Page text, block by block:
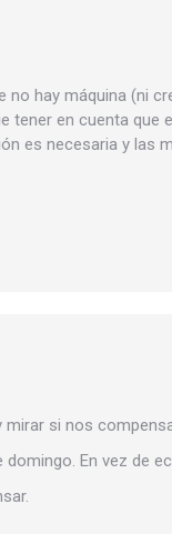
no hay máquina (ni
tener en cuenta
es necesaria y las
si nos
En vez de